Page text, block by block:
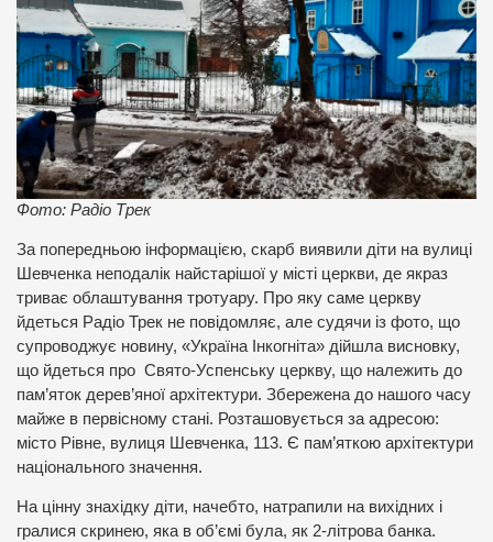
Фото: Радіо Трек
За попередньою інформацією, скарб виявили діти на вулиці
Шевченка неподалік найстарішої у місті церкви, де якраз
триває облаштування тротуару. Про яку саме церкву
йдеться Радіо Трек не повідомляє, але судячи із фото, що
супроводжує новину, «Україна Інкогніта» дійшла висновку,
що йдеться про Свято-Успенську церкву, що належить до
пам’яток дерев’яної архітектури. Збережена до нашого часу
майже в первісному стані. Розташовується за адресою:
місто Рівне, вулиця Шевченка, 113. Є пам’яткою архітектури
національного значення.
На цінну знахідку діти, начебто, натрапили на вихідних і
гралися скринею, яка в об’ємі була, як 2-літрова банка.